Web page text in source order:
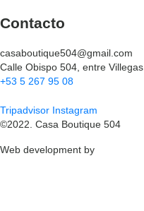
Contacto
casaboutique504@gmail.com
Calle Obispo 504, entre
+53 5 267 95 08
Tripadvisor Instagram
©2022. Casa Boutique 504
Web development by